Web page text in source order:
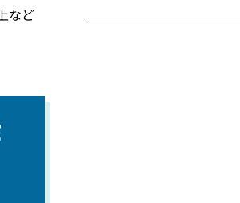
など